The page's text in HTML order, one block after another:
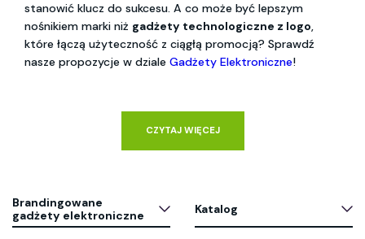
stanowić klucz do sukcesu. A co może być lepszym
nośnikiem marki niż gadżety technologiczne z logo,
które łączą użyteczność z ciągłą promocją? Sprawdź
nasze propozycje w dziale Gadżety Elektroniczne!
CZYTAJ WIĘCEJ
Brandingowane
gadżety elektroniczne
Katalog